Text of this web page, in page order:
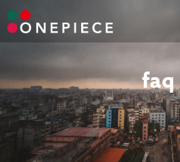
Skip
to
faq